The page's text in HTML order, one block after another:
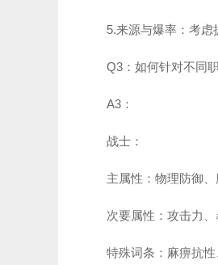
5.来源与爆率：考虑
Q3：如何针对不同
A3：
战士：
主属性：物理防御
次要属性：攻击力
特殊词条：麻痹抗性